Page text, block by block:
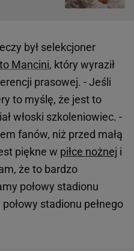
był selekcjoner
Mancini, który wyraził
prasowej. - Jeśli
to myślę, że jest to
włoski szkoleniowiec. -
fanów, niż przed małą
piękne w piłce nożnej i
że to bardzo
połowy stadionu
stadionu pełnego